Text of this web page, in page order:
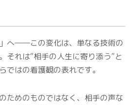
」へ――この変化は、単なる技術の
それは“相手の人生に寄り添う”と
ではの看護観の表れです。
ためのものではなく、相手の声な